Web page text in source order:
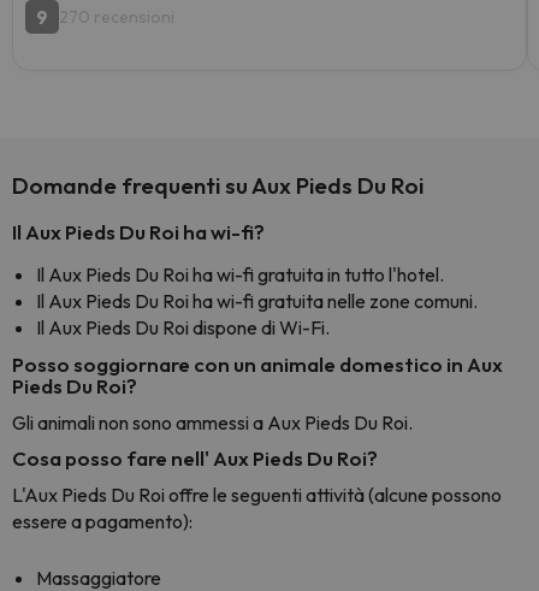
9
270 recensioni
Domande frequenti su Aux Pieds Du Roi
Il Aux Pieds Du Roi ha wi-fi?
Il Aux Pieds Du Roi ha wi-fi gratuita in tutto l'hotel.
Il Aux Pieds Du Roi ha wi-fi gratuita nelle zone comuni.
Il Aux Pieds Du Roi dispone di Wi-Fi.
Posso soggiornare con un animale domestico in Aux
Pieds Du Roi?
Gli animali non sono ammessi a Aux Pieds Du Roi.
Cosa posso fare nell' Aux Pieds Du Roi?
L'Aux Pieds Du Roi offre le seguenti attività (alcune possono
essere a pagamento):
Massaggiatore